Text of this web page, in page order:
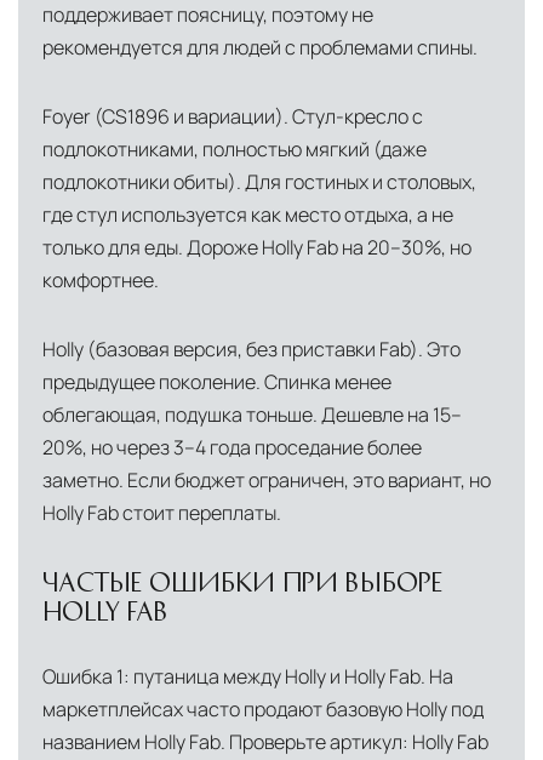
поддерживает поясницу, поэтому не
рекомендуется для людей с проблемами спины.
Foyer (CS1896 и вариации). Стул-кресло с
подлокотниками, полностью мягкий (даже
подлокотники обиты). Для гостиных и столовых,
где стул используется как место отдыха, а не
только для еды. Дороже Holly Fab на 20–30%, но
комфортнее.
Holly (базовая версия, без приставки Fab). Это
предыдущее поколение. Спинка менее
облегающая, подушка тоньше. Дешевле на 15–
20%, но через 3–4 года проседание более
заметно. Если бюджет ограничен, это вариант, но
Holly Fab стоит переплаты.
ЧАСТЫЕ ОШИБКИ ПРИ ВЫБОРЕ
HOLLY FAB
Ошибка 1: путаница между Holly и Holly Fab. На
маркетплейсах часто продают базовую Holly под
названием Holly Fab. Проверьте артикул: Holly Fab